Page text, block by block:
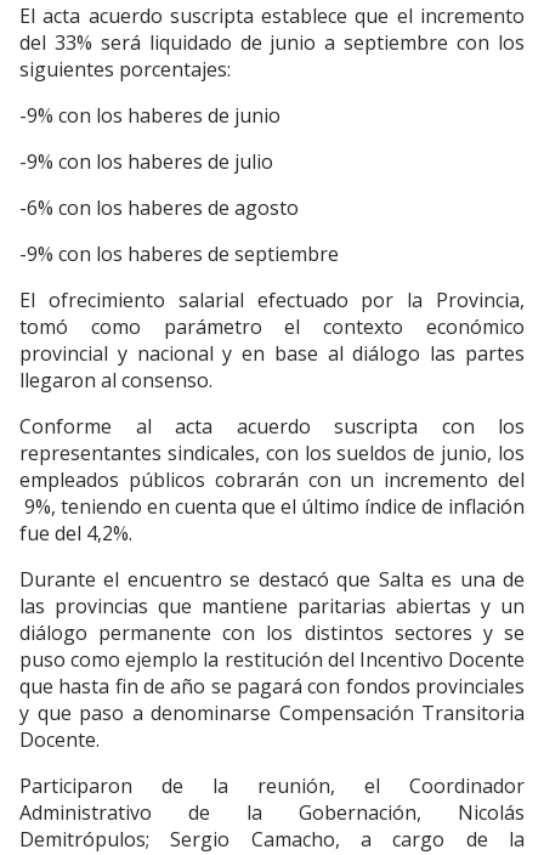
El acta acuerdo suscripta establece que el incremento
del 33% será liquidado de junio a septiembre con los
siguientes porcentajes:
-9% con los haberes de junio
-9% con los haberes de julio
-6% con los haberes de agosto
-9% con los haberes de septiembre
El ofrecimiento salarial efectuado por la Provincia,
tomó como parámetro el contexto económico
provincial y nacional y en base al diálogo las partes
llegaron al consenso.
Conforme al acta acuerdo suscripta con los
representantes sindicales, con los sueldos de junio, los
empleados públicos cobrarán con un incremento del
9%, teniendo en cuenta que el último índice de inflación
fue del 4,2%.
Durante el encuentro se destacó que Salta es una de
las provincias que mantiene paritarias abiertas y un
diálogo permanente con los distintos sectores y se
puso como ejemplo la restitución del Incentivo Docente
que hasta fin de año se pagará con fondos provinciales
y que paso a denominarse Compensación Transitoria
Docente.
Participaron de la reunión, el Coordinador
Administrativo de la Gobernación, Nicolás
Demitrópulos; Sergio Camacho, a cargo de la